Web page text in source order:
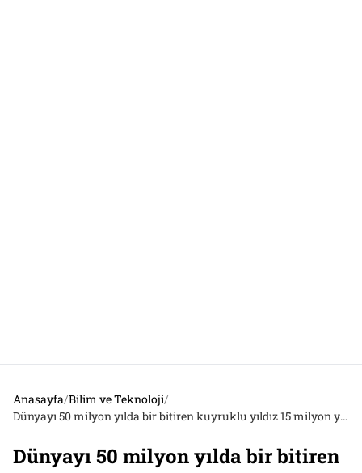
Anasayfa/Bilim ve Teknoloji/
Dünyayı 50 milyon yılda bir bitiren kuyruklu yıldız 15 milyon yıl gecikmiş!
Dünyayı 50 milyon yılda bir bitiren